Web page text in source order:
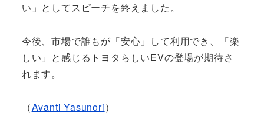
い」としてスピーチを終えました。
今後、市場で誰もが「安心」して利用でき、「楽
しい」と感じるトヨタらしいEVの登場が期待さ
れます。
（Avanti Yasunori）